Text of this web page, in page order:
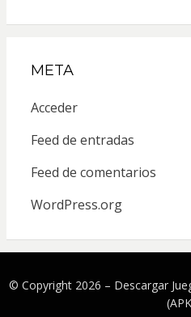
META
Acceder
Feed de entradas
Feed de comentarios
WordPress.org
© Copyright 2026 – Descargar